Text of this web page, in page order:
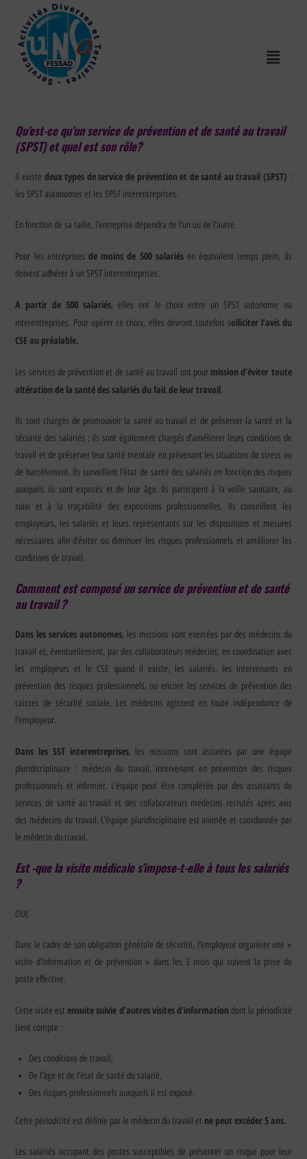
Qu’est-ce qu’un service de prévention et de santé au travail
(SPST) et quel est son rôle?
Il existe deux types de service de prévention et de santé au travail (SPST) :
les SPST autonomes et les SPST interentreprises.
En fonction de sa taille, l’entreprise dépendra de l’un ou de l’autre.
Pour les entreprises de moins de 500 salariésen équivalent temps plein, ils
doivent adhérer à un SPST interentreprises.
A partir de 500 salariés, elles ont le choix entre un SPST autonome ou
interentreprises. Pour opérer ce choix, elles devront toutefois solliciter l’avis du
CSE au préalable.
Les services de prévention et de santé au travail ont pour mission d’éviter toute
altération de la santé des salariés du fait de leur travail.
Ils sont chargés de promouvoir la santé au travail et de préserver la santé et la
sécurité des salariés ; ils sont également chargés d’améliorer leurs conditions de
travail et de préserver leur santé mentale en prévenant les situations de stress ou
de harcèlement. Ils surveillent l’état de santé des salariés en fonction des risques
auxquels ils sont exposés et de leur âge. Ils participent à la veille sanitaire, au
suivi et à la traçabilité des expositions professionnelles. Ils conseillent les
employeurs, les salariés et leurs représentants sur les dispositions et mesures
nécessaires afin d’éviter ou diminuer les risques professionnels et améliorer les
conditions de travail.
Comment est composé un service de prévention et de santé
au travail ?
Dans les services autonomes, les missions sont exercées par des médecins du
travail et, éventuellement, par des collaborateurs médecins, en coordination avec
les employeurs et le CSE quand il existe, les salariés, les intervenants en
prévention des risques professionnels, ou encore les services de prévention des
caisses de sécurité sociale. Les médecins agissent en toute indépendance de
l’employeur.
Dans les SST interentreprises, les missions sont assurées par une équipe
pluridisciplinaire : médecin du travail, intervenant en prévention des risques
professionnels et infirmier. L’équipe peut être complétée par des assistants de
services de santé au travail et des collaborateurs médecins recrutés après avis
des médecins du travail. L’équipe pluridisciplinaire est animée et coordonnée par
le médecin du travail.
Est -que la visite médicale s’impose-t-elle à tous les salariés
?
OUI,
Dans le cadre de son obligation générale de sécurité, l’employeur organiser une «
visite d’information et de prévention » dans les 3 mois qui suivent la prise de
poste effective.
Cette visite estensuite suivie d’autres visites d’information dont la périodicité
tient compte :
Des conditions de travail,
De l’âge et de l’état de santé du salarié,
Des risques professionnels auxquels il est exposé.
Cette périodicité est définie par le médecin du travail et ne peut excéder 5 ans.
Les salariés occupant des postes susceptibles de présenter un risque pour leur